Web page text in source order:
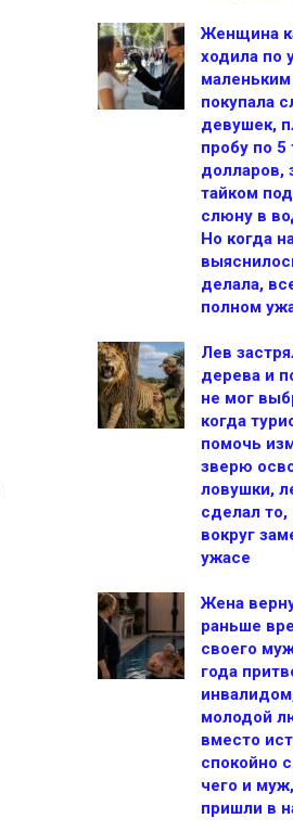
Женщина
ходила по
покупала
девушек,
пробу по 5
долларов,
тайком
слюну в
Но когда
делала,
полном
Лев
дерева и
не мог
когда
помочь
зверю
ловушки,
сделал то,
вокруг
ужасе
Жена
раньше
своего
года
молодой
вместо
спокойно
чего и
пришли в